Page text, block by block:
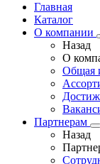
Главная
Каталог
О компании
Назад
О
Общая
Партнерам
Назад